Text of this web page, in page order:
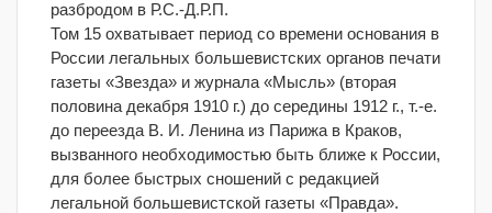
разбродом в Р.С.-Д.Р.П.
Том 15 охватывает период со времени основания в
России легальных большевистских органов печати
газеты «Звезда» и журнала «Мысль» (вторая
половина декабря 1910 г.) до середины 1912 г., т.-е.
до переезда В. И. Ленина из Парижа в Краков,
вызванного необходимостью быть ближе к России,
для более быстрых сношений с редакцией
легальной большевистской газеты «Правда».